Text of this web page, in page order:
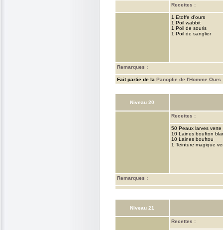
Recettes :
1 Etoffe d'ours
1 Poil wabbit
1 Poil de souris
1 Poil de sanglier
Remarques :
Fait partie de la Panoplie de l'Homme Ours
Niveau 20
Recettes :
50 Peaux larves verte
10 Laines boufton
10 Laines bouftou
1 Teinture magique
Remarques :
Niveau 21
Recettes :